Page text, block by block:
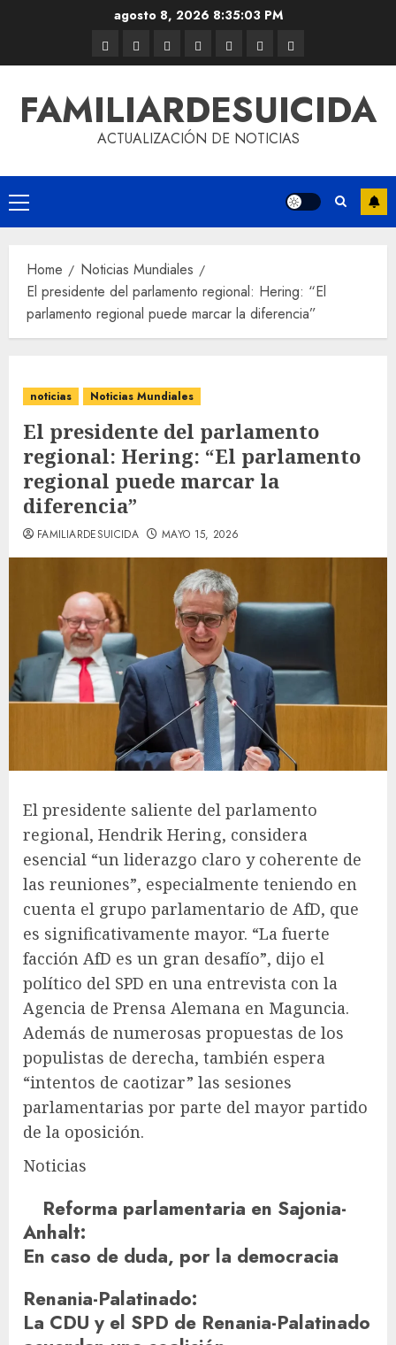
agosto 8, 2026 8:35:04 PM
FAMILIARDESUICIDA
ACTUALIZACIÓN DE NOTICIAS
Home
Noticias Mundiales
El presidente del parlamento regional: Hering: “El
parlamento regional puede marcar la diferencia”
noticias Noticias Mundiales
El presidente del parlamento
regional: Hering: “El parlamento
regional puede marcar la
diferencia”
FAMILIARDESUICIDA MAYO 15, 2026
El presidente saliente del parlamento
regional, Hendrik Hering, considera
esencial “un liderazgo claro y coherente de
las reuniones”, especialmente teniendo en
cuenta el grupo parlamentario de AfD, que
es significativamente mayor. “La fuerte
facción AfD es un gran desafío”, dijo el
político del SPD en una entrevista con la
Agencia de Prensa Alemana en Maguncia.
Además de numerosas propuestas de los
populistas de derecha, también espera
“intentos de caotizar” las sesiones
parlamentarias por parte del mayor partido
de la oposición.
Noticias
Reforma parlamentaria en Sajonia-
Anhalt:
En caso de duda, por la democracia
Renania-Palatinado:
La CDU y el SPD de Renania-Palatinado